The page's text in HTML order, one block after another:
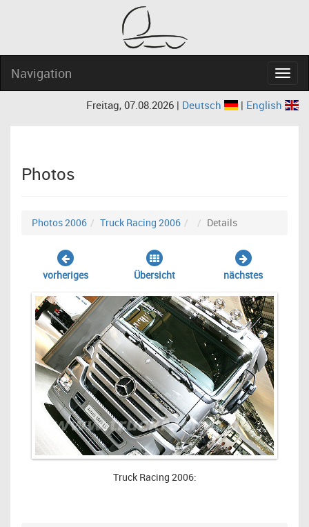
Navigation
Freitag, 07.08.2026 | Deutsch | English
Photos
Photos 2006 Truck Racing 2006 Details
vorheriges Übersicht nächstes
Truck Racing 2006: